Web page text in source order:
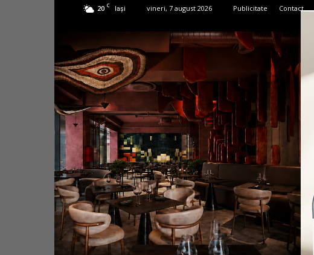
20 C Iași vineri, 7 august 2026 Publicitate Contact